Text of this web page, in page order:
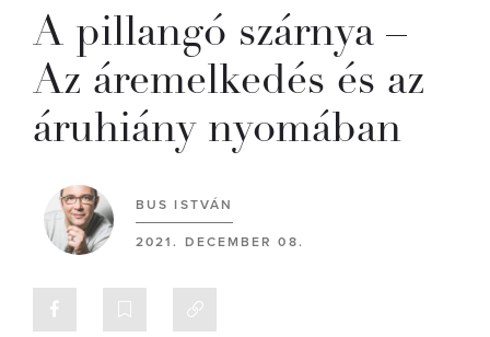
A pillangó szárnya –
Az áremelkedés és az
áruhiány nyomában
BUS ISTVÁN
2021. DECEMBER 08.